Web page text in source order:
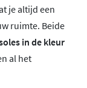
je altijd een
ruimte. Beide
in de kleur
al het